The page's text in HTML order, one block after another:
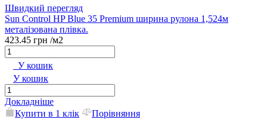
Швидкий перегляд
Sun Control HP Blue 35 Premium ширина рулона 1,524м
металізована плівка.
423.45 грн /м2
У кошик
У кошик
Докладніше
Купити в 1 клік
Порівняння